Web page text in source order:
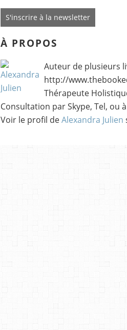
S'inscrire à la newsletter
À PROPOS
Auteur de plusieurs
http://
Thérapeute
Consultation par Skype, Tel, ou
Voir le profil deAlexandra Julien